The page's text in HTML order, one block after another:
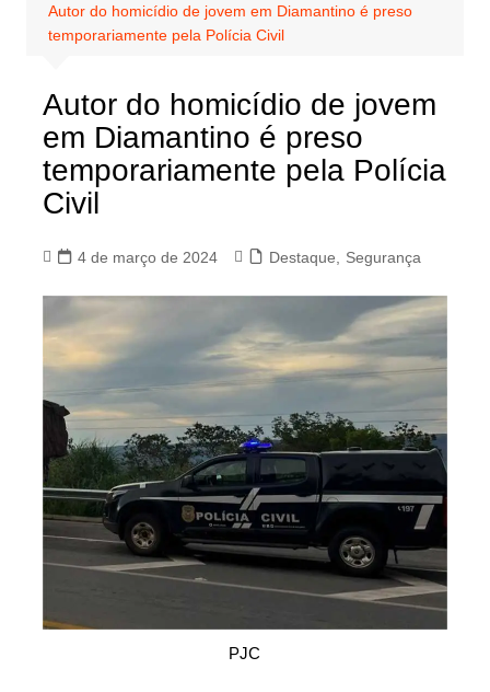
Autor do homicídio de jovem em Diamantino é preso
temporariamente pela Polícia Civil
Autor do homicídio de jovem
em Diamantino é preso
temporariamente pela Polícia
Civil
4 de março de 2024 Destaque Segurança
PJC